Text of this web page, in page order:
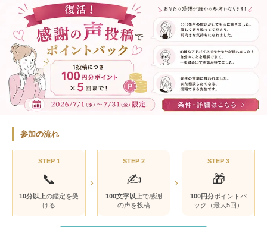
参加の流れ
STEP 1
📞
10分以上の鑑定を受
ける
›
STEP 2
✍️
100文字以上で感謝
の声を投稿
›
STEP 3
🎁
100円分ポイントバ
ック（最大5回）